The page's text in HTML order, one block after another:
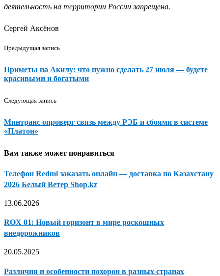
деятельность на территории России запрещена.
Сергей Аксёнов
Предыдущая запись
Приметы на Акилу: что нужно сделать 27 июля — будете
красивыми и богатыми
Следующая запись
Минтранс опроверг связь между РЭБ и сбоями в системе
«Платон»
Вам также может понравиться
Телефон Redmi заказать онлайн — доставка по Казахстану
2026 Белый Ветер Shop.kz
13.06.2026
ROX 01: Новый горизонт в мире роскошных
внедорожников
20.05.2025
Различия и особенности похорон в разных странах